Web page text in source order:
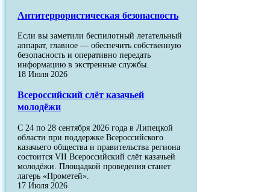
Антитеррористическая безопасность
Если вы заметили беспилотный летательный
аппарат, главное — обеспечить собственную
безопасность и оперативно передать
информацию в экстренные службы.
18 Июля 2026
Всероссийский слёт казачьей
молодёжи
С 24 по 28 сентября 2026 года в Липецкой
области при поддержке Всероссийского
казачьего общества и правительства региона
состоится VII Всероссийский слёт казачьей
молодёжи. Площадкой проведения станет
лагерь «Прометей».
17 Июля 2026